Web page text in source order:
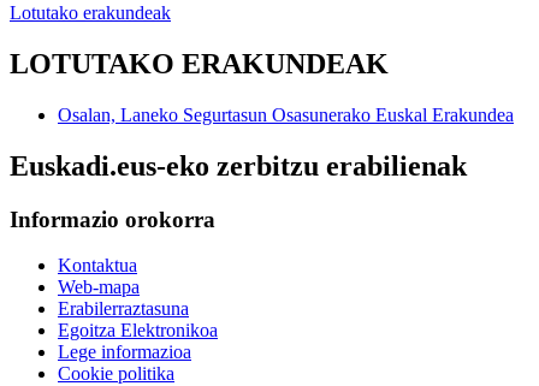
Lotutako erakundeak
LOTUTAKO ERAKUNDEAK
Osalan, Laneko Segurtasun Osasunerako Euskal Erakundea
Euskadi.eus-eko zerbitzu erabilienak
Informazio orokorra
Kontaktua
Web-mapa
Erabilerraztasuna
Egoitza Elektronikoa
Lege informazioa
Cookie politika